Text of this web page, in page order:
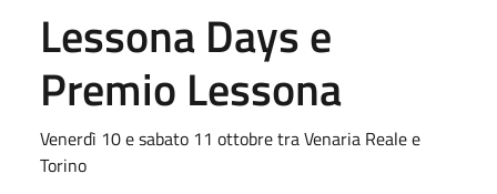
Lessona Days e
Premio Lessona
Venerdì 10 e sabato 11 ottobre tra Venaria Reale e
Torino